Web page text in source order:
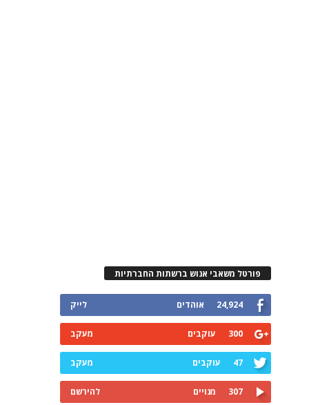
פורטל משאבי אנוש ברשתות החברתיות
24,924 אוהדים לייק
300 עוקבים מעקב
47 עוקבים מעקב
307 מנויים להירשם